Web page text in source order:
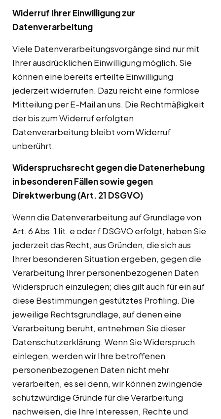
Widerruf Ihrer Einwilligung zur
Datenverarbeitung
Viele Datenverarbeitungsvorgänge sind nur mit
Ihrer ausdrücklichen Einwilligung möglich. Sie
können eine bereits erteilte Einwilligung
jederzeit widerrufen. Dazu reicht eine formlose
Mitteilung per E-Mail an uns. Die Rechtmäßigkeit
der bis zum Widerruf erfolgten
Datenverarbeitung bleibt vom Widerruf
unberührt.
Widerspruchsrecht gegen die Datenerhebung
in besonderen Fällen sowie gegen
Direktwerbung (Art. 21 DSGVO)
Wenn die Datenverarbeitung auf Grundlage von
Art. 6 Abs. 1 lit. e oder f DSGVO erfolgt, haben Sie
jederzeit das Recht, aus Gründen, die sich aus
Ihrer besonderen Situation ergeben, gegen die
Verarbeitung Ihrer personenbezogenen Daten
Widerspruch einzulegen; dies gilt auch für ein auf
diese Bestimmungen gestütztes Profiling. Die
jeweilige Rechtsgrundlage, auf denen eine
Verarbeitung beruht, entnehmen Sie dieser
Datenschutzerklärung. Wenn Sie Widerspruch
einlegen, werden wir Ihre betroffenen
personenbezogenen Daten nicht mehr
verarbeiten, es sei denn, wir können zwingende
schutzwürdige Gründe für die Verarbeitung
nachweisen, die Ihre Interessen, Rechte und